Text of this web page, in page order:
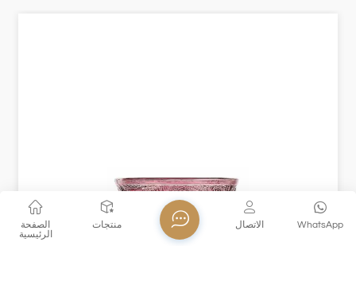
الصفحة
الرئيسية
منتجات WhatsApp الاتصال